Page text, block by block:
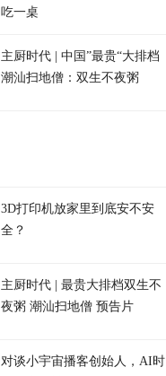
吃一桌
主厨时代 | 中国”最贵“大排档
潮汕扫地僧：双生不夜粥
3D打印机放家里到底安不安
全？
主厨时代 | 最贵大排档双生不
夜粥 潮汕扫地僧 预告片
对谈小宇宙播客创始人，AI时